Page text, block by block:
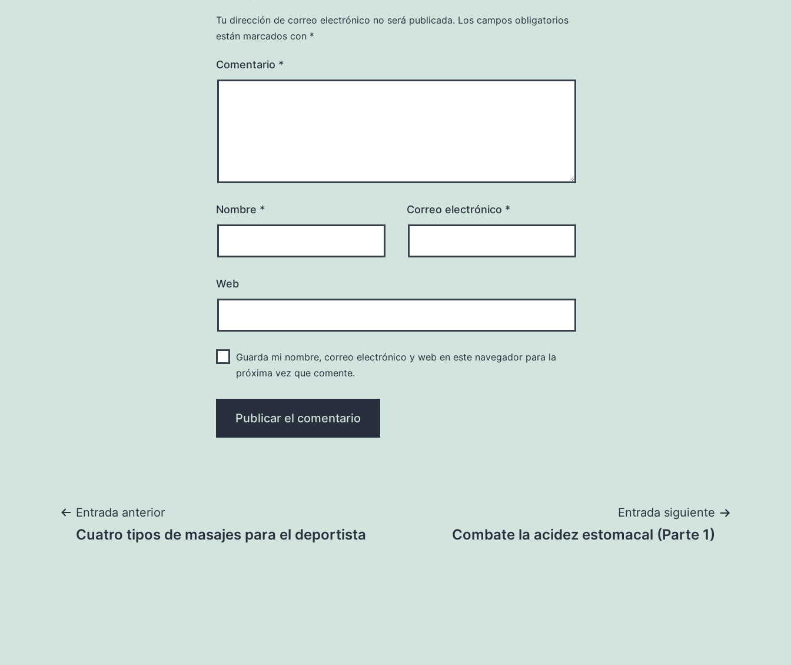
Tu dirección de correo electrónico no será publicada. Los campos obligatorios
están marcados con *
Comentario *
Nombre * Correo electrónico *
Web
Guarda mi nombre, correo electrónico y web en este navegador para la
próxima vez que comente.
Navegación
Entrada anterior
Cuatro tipos de masajes para el deportista
Entrada siguiente
Combate la acidez estomacal (Parte 1)